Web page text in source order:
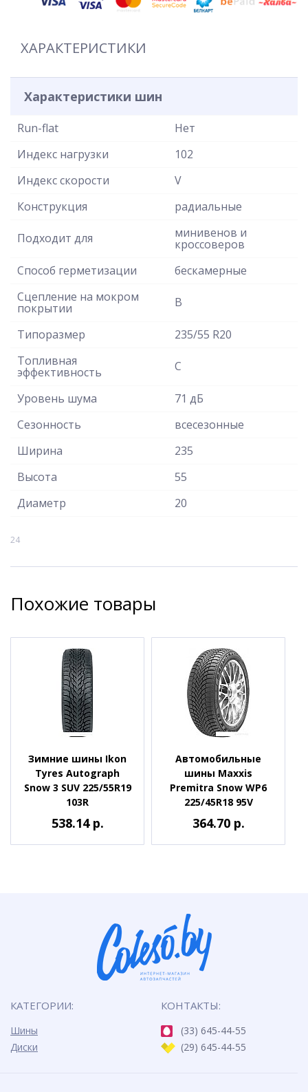
ХАРАКТЕРИСТИКИ
Характеристики шин
Run-flat
Нет
Индекс нагрузки
102
Индекс скорости
V
Конструкция
радиальные
Подходит для минивенов и
кроссоверов
Способ герметизации
бескамерные
Сцепление на мокром
покрытии B
Типоразмер
235/55 R20
Топливная
эффективность C
Уровень шума
71 дБ
Сезонность
всесезонные
Ширина
235
Высота
55
Диаметр
20
24
Похожие товары
Зимние шины Ikon
Tyres Autograph
Snow 3 SUV 225/55R19
103R
538.14 р.
Автомобильные
шины Maxxis
Premitra Snow WP6
225/45R18 95V
364.70 р.
КАТЕГОРИИ:
Шины
Диски
КОНТАКТЫ:
(33) 645-44-55
(29) 645-44-55